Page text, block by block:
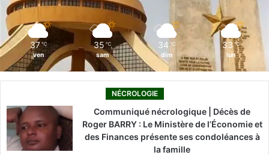
k
n
37 ℃
ven
35 ℃
sam
34 ℃
dim
33 ℃
lun
NÉCROLOGIE
Communiqué nécrologique | Décès de
Roger BARRY : Le Ministère de l’Économie et
des Finances présente ses condoléances à
la famille